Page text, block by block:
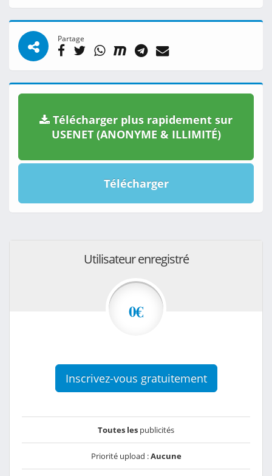
Partage
Télécharger plus rapidement sur
USENET (ANONYME & ILLIMITÉ)
Télécharger
Utilisateur enregistré
0€
Inscrivez-vous gratuitement
Toutes les publicités
Priorité upload :Aucune